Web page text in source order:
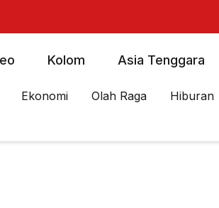
Kolom Asia Tenggara
Ekonomi Olah Raga Hiburan